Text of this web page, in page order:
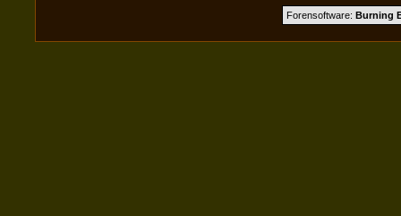
Forensoftware: Burning